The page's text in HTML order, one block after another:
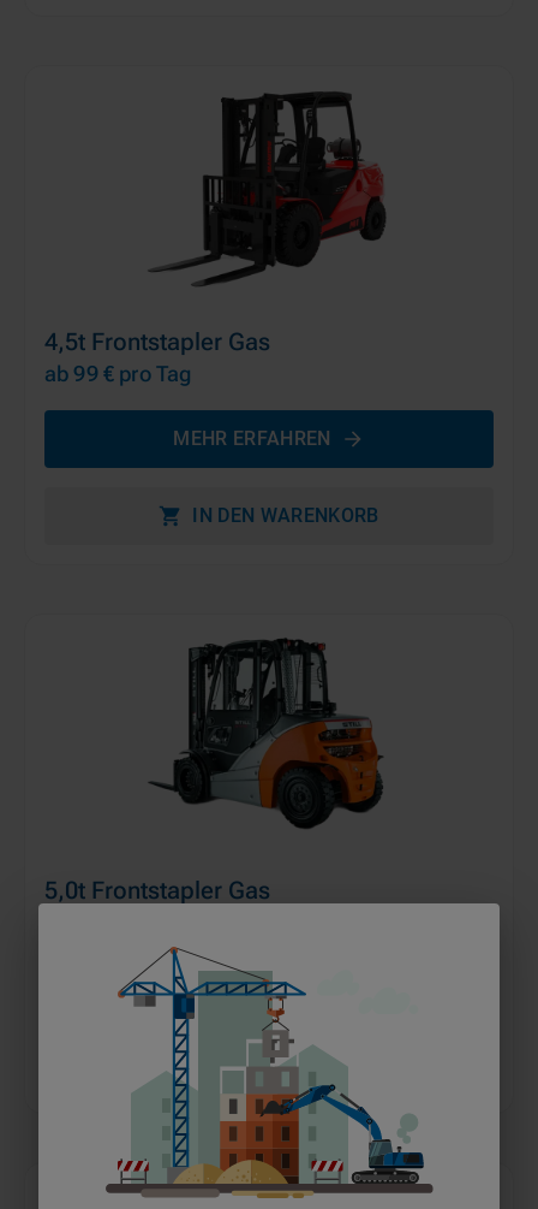
4,5t Frontstapler Gas
ab 99 € pro Tag
MEHR ERFAHREN
IN DEN WARENKORB
5,0t Frontstapler Gas
MEHR ERFAHREN
IN DEN WARENKORB